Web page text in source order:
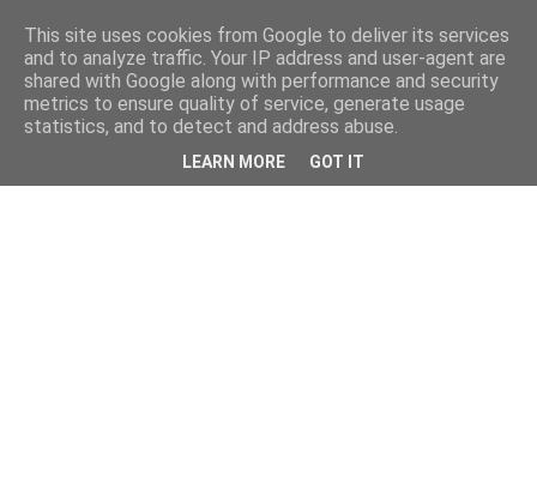
This site uses cookies from Google to deliver its services
and to analyze traffic. Your IP address and user-agent are
shared with Google along with performance and security
metrics to ensure quality of service, generate usage
statistics, and to detect and address abuse.
LEARN MORE GOT IT